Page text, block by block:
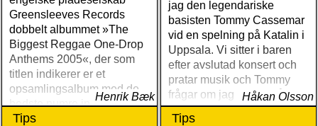
Greensleeves Records
dobbelt albummet »The
Biggest Reggae One-Drop
Anthems 2005«, der som
titlen indikerer er et
opsamlingsalbum med de
bedste numre indenfor den
populære reggaestil kaldet
Henrik Bæk
jag den legendariske
basisten Tommy Cassemar
vid en spelning på Katalin i
Uppsala. Vi sitter i baren
efter avslutad konsert och
pratar musik och Tommy
frågar om jag spelar något
instrument
Håkan Olsson
Tips Tips